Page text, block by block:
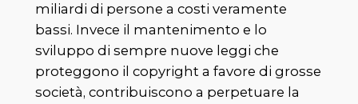
miliardi di persone a costi veramente
bassi. Invece il mantenimento e lo
sviluppo di sempre nuove leggi che
proteggono il copyright a favore di grosse
società, contribuiscono a perpetuare la